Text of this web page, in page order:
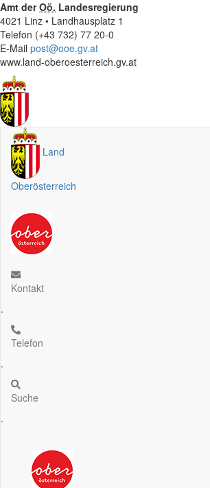
Amt derOö. Landesregierung
4021 Linz • Landhausplatz 1
Telefon (+43 732) 77 20-0
E-Mail post@ooe.gv.at
www.land-oberoesterreich.gv.at
Land
Oberösterreich
Kontakt
.
Telefon
.
Suche
.